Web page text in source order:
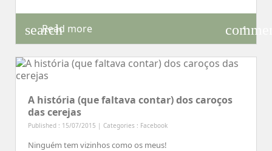
search
Read more 1
A história (que faltava contar) dos caroços
das cerejas
Published : 15/07/2015 | Categories : Facebook
Ninguém tem vizinhos como os meus!